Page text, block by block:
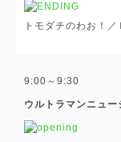
トモダチのわお！／
9:00～9:30
ウルトラマンニュ